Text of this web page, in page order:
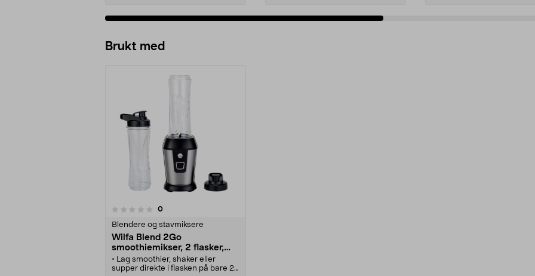
Brukt med
0anmeldelser
Blendere og stavmiksere
Wilfa Blend 2Go
smoothiemikser, 2 flasker,
BL-5002GO
• Lag smoothier, shaker eller
supper direkte i flasken på bare 20